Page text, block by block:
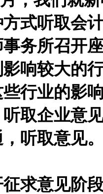
式听取会
务所召开
响较大的
行业的影
取企业意
听取意见
意见阶段